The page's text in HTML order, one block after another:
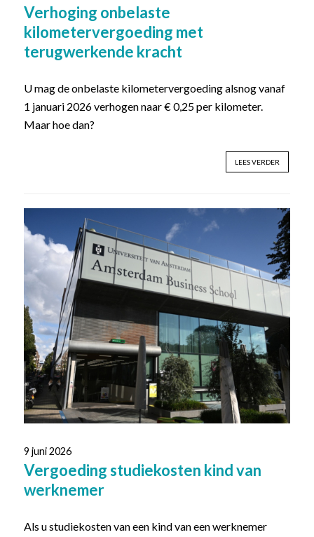
Verhoging onbelaste
kilometervergoeding met
terugwerkende kracht
U mag de onbelaste kilometervergoeding alsnog vanaf
1 januari 2026 verhogen naar € 0,25 per kilometer.
Maar hoe dan?
LEES VERDER
9 juni 2026
Vergoeding studiekosten kind van
werknemer
Als u studiekosten van een kind van een werknemer